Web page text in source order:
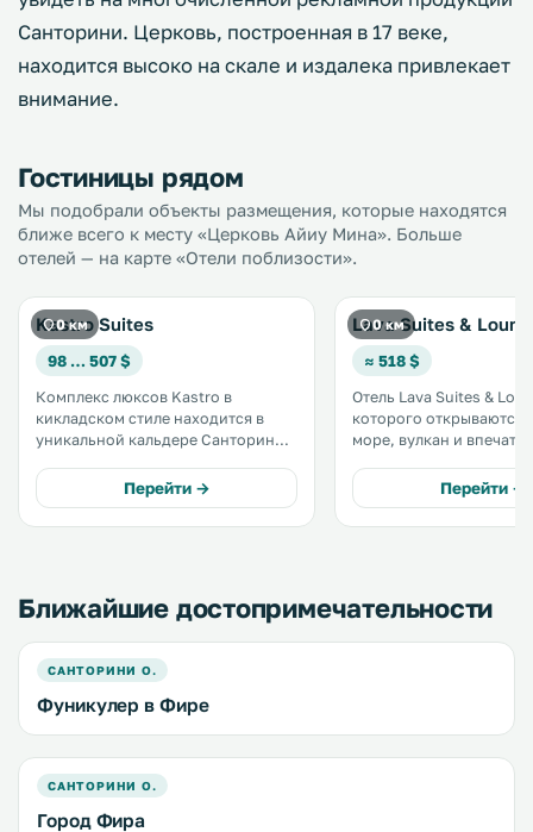
Санторини. Церковь, построенная в 17 веке,
находится высоко на скале и издалека привлекает
внимание.
Гостиницы рядом
Мы подобрали объекты размещения, которые находятся
ближе всего к месту «Церковь Айиу Мина». Больше
отелей — на карте «Отели поблизости».
0 км
Kastro Suites
98 … 507 $
Комплекс люксов Kastro в
кикладском стиле находится в
уникальной кальдере Санторини в
уровнем моря. К услугам гостей
большая гидромассажная ванна и
элегантные люксы с видом на
Перейти →
0 км
Lava Suites &
≈ 518 $
Отель Lava Suites &
которого открываются
море, вулкан и
на пути от Фиры до
Отель располагает
площадью 150 м² с
Перейти →
Ближайшие достопримечательности
САНТОРИНИ О.
Фуникулер в Фире
САНТОРИНИ О.
Город Фира